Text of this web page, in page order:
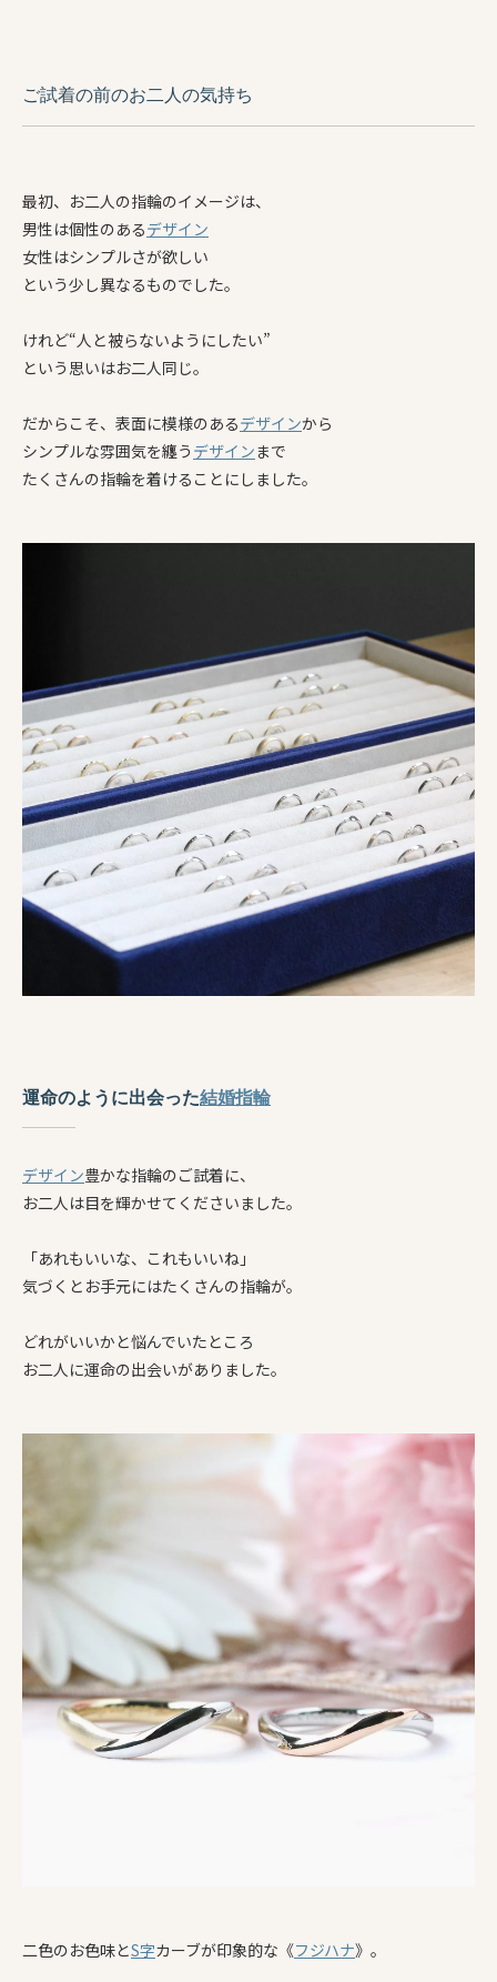
ご試着の前のお二人の気持ち
最初、お二人の指輪のイメージは、
男性は個性のあるデザイン
女性はシンプルさが欲しい
という少し異なるものでした。
けれど“人と被らないようにしたい”
という思いはお二人同じ。
だからこそ、表面に模様のあるデザインから
シンプルな雰囲気を纏う デザインまで
たくさんの指輪を着けることにしました。
運命のように出会った結婚指輪
デザイン豊かな指輪のご試着に、
お二人は目を輝かせてくださいました。
「あれもいいな、これもいいね」
気づくとお手元にはたくさんの指輪が。
どれがいいかと悩んでいたところ
お二人に運命の出会いがありました。
二色のお色味とS字カーブが印象的な《フジハナ》。